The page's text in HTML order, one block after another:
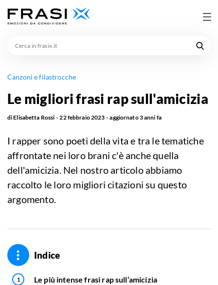
Canzoni e filastrocche
Le migliori frasi rap sull'amicizia
diElisabetta Rossi 22 febbraio 2023 aggiornato3 anni fa
I rapper sono poeti della vita e tra le tematiche
affrontate nei loro brani c'è anche quella
dell'amicizia. Nel nostro articolo abbiamo
raccolto le loro migliori citazioni su questo
argomento.
Indice
Le più intense frasi rap sull’amicizia